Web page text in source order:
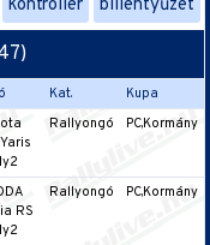
kontroller billentyűzet
Kat.
Kupa
Rallyongó PC,Kormány
RS
Rallyongó PC,Kormány